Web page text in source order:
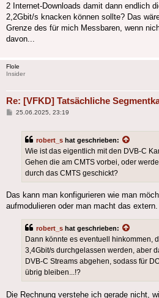
2 Internet-Downloads damit dann endlich
2,2Gbit/s knacken können sollte? Das
Grenze des für mich Messbaren, wenn
davon...
Flole
Insider
Re: [VFKD] Tatsächliche
Beitrag
25.06.2025, 23:19
robert_s hat geschrieben:
Wie ist das eigentlich mit den DVB-C
Gehen die am CMTS vorbei, oder
durch das CMTS geschickt?
Das kann man konfigurieren wie man
aufmodulieren oder man macht das extern.
robert_s hat geschrieben:
Dann könnte es eventuell hinkommen,
3,4Gbit/s durchgelassen werden, aber
DVB-C Streams abgehen, sodass für
übrig bleiben...!?
Die Rechnung verstehe ich gerade nicht,